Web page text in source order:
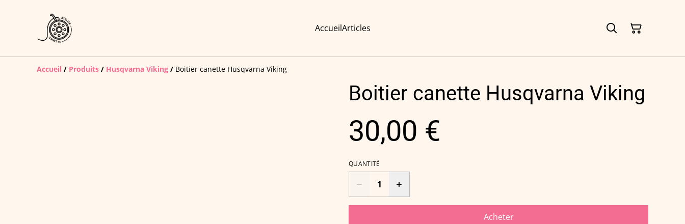
AccueilArticles
Accueil / Produits / Husqvarna Viking / Boitier canette Husqvarna Viking
Boitier canette Husqvarna Viking
30,00 €
QUANTITÉ
Acheter